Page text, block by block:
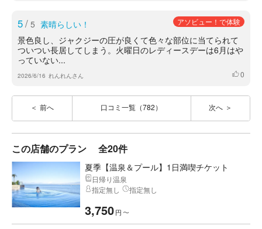
5/ 5 素晴らしい！ アソビュー！で体験
景色良し、ジャクジーの圧が良くて色々な部位に当てられて
ついつい長居してしまう。火曜日のレディースデーは6月はや
っていない...
2026/6/16 れんれんさん いいね
0
前へ 口コミ一覧（782） 次へ
この店舗のプラン 全20件
夏季【温泉＆プール】1日満喫チケット
日帰り温泉
指定無し
指定無し
3,750円 〜